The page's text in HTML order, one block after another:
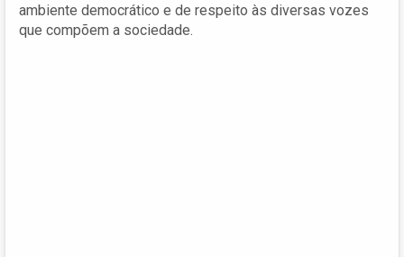
ambiente democrático e de respeito às diversas vozes
que compõem a sociedade.